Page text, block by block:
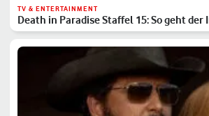
TV & ENTERTAINMENT
Death in Paradise Staffel 15: So geht